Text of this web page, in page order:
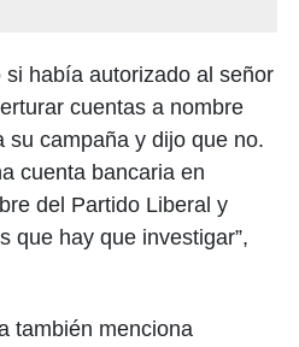
había autorizado al señor
cuentas a nombre
su campaña y dijo que no.
cuenta bancaria en
del Partido Liberal y
que hay que investigar”,
también menciona